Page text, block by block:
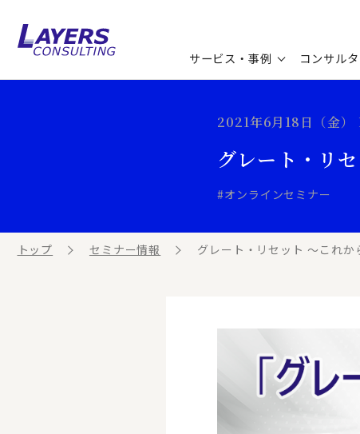
サービス・事例 コンサル
コンサルティングサービス
コンサルティング事例
お客様の声
セミナー情報
最新ソリューション
ビジネス用語集
ビジネステーマ解説集
連載／寄稿／書籍
2021年6月18日（金
グレート・リ
#オンラインセミナー
トップ セミナー情報 グレート・リセット ～これか